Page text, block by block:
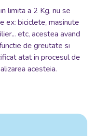
limita a 2 Kg, nu se
ex: biciclete, masinute
etc, acestea avand
de greutate si
atat in procesul de
acesteia.